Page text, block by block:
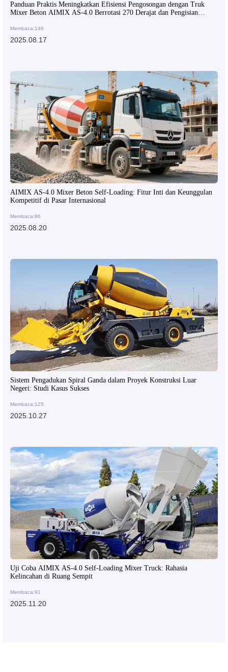
Panduan Praktis Meningkatkan Efisiensi Pengosongan dengan Truk
Mixer Beton AIMIX AS-4.0 Berrotasi 270 Derajat dan Pengisian
Membaca:146
2025.08.17
AIMIX AS-4.0 Mixer Beton Self-Loading: Fitur Inti dan Keunggulan
Kompetitif di Pasar Internasional
Membaca:86
2025.08.20
Sistem Pengadukan Spiral Ganda dalam Proyek Konstruksi Luar
Negeri: Studi Kasus Sukses
Membaca:125
2025.10.27
Uji Coba AIMIX AS-4.0 Self-Loading Mixer Truck: Rahasia
Kelincahan di Ruang Sempit
Membaca:91
2025.11.20